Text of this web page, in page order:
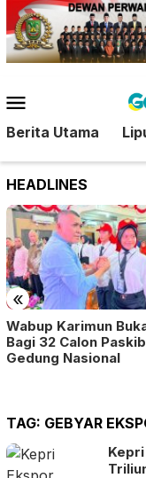
Loncat
ke
konten
Mobile
Berita Utama
HEADLINES
«
Wabup Karimun
Bagi 32 Calon
Gedung Nasional
TAG: GEBYAR